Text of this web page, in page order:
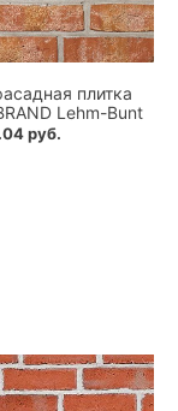
плитка
Lehm-Bunt
руб.